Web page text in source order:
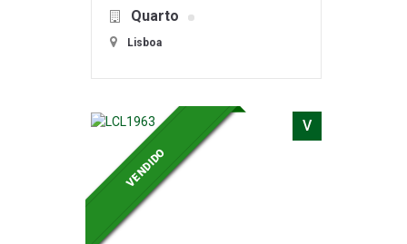
Quarto
Lisboa
V
VENDIDO